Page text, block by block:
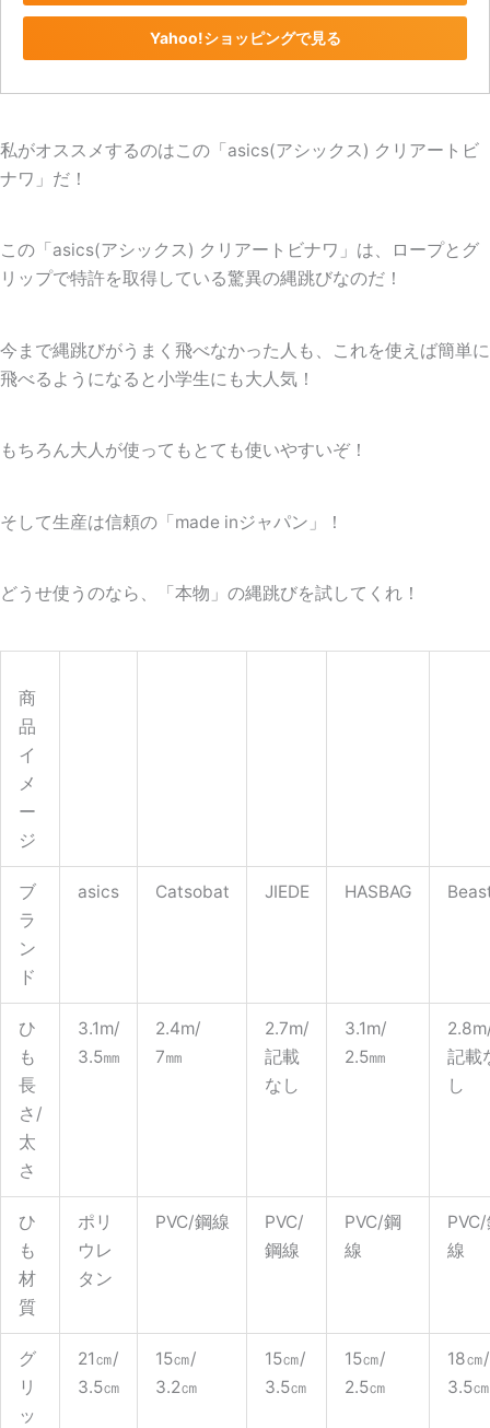
Yahoo!ショッピングで見る
私がオススメするのはこの「asics(アシックス) クリアートビ
ナワ 」だ！
この「asics(アシックス) クリアートビナワ」は、ロープとグ
リップで特許を取得している驚異の縄跳びなのだ！
今まで縄跳びがうまく飛べなかった人も、これを使えば簡単に
飛べるようになると小学生にも大人気！
もちろん大人が使ってもとても使いやすいぞ！
そして生産は信頼の「made inジャパン 」！
どうせ使うのなら、「本物」の縄跳びを試してくれ！
商
品
イ
メ
ー
ジ
ブ
ラ
ン
ド
asics Catsobat JIEDE HASBAG
ひ
も
長
さ/
太
さ
3.1m/
3.5㎜
2.4m/
7㎜
2.7m/
記載
なし
3.1m/
2.5㎜
記載
し
ひ
も
材
質
ポリ
ウレ
タン
PVC/鋼線
PVC/
鋼線
PVC/鋼
線
線
グ
リ
ッ
21㎝/
3.5㎝
15㎝/
3.2㎝
15㎝/
3.5㎝
15㎝/
2.5㎝
18㎝/
3.5㎝